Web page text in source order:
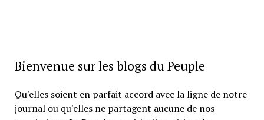
Bienvenue sur les blogs du Peuple
Qu'elles soient en parfait accord avec la ligne de notre
journal ou qu'elles ne partagent aucune de nos